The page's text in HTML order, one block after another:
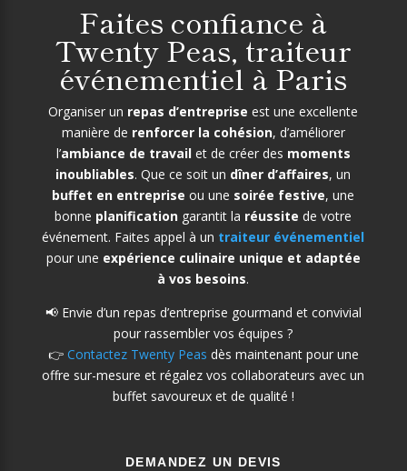
Faites confiance à
Twenty Peas, traiteur
événementiel à Paris
Organiser un repas d’entreprise est une excellente
manière de renforcer la cohésion, d’améliorer
l’ambiance de travailet de créer des moments
inoubliables. Que ce soit un dîner d’affaires, un
buffet en entreprise ou une soirée festive, une
bonne planification garantit la réussite de votre
événement. Faites appel à un traiteur événementiel
pour une expérience culinaire unique et adaptée
à vos besoins.
📢 Envie d’un repas d’entreprise gourmand et convivial
pour rassembler vos équipes ?
👉 Contactez Twenty Peas dès maintenant pour une
offre sur-mesure et régalez vos collaborateurs avec un
buffet savoureux et de qualité !
DEMANDEZ UN DEVIS